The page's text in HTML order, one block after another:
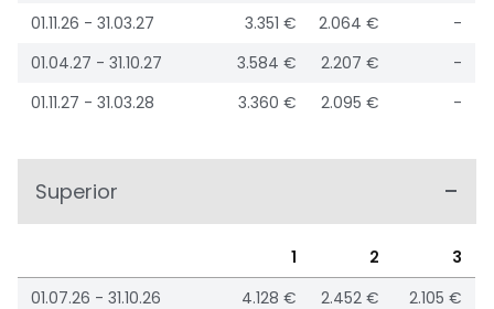
01.11.26 - 31.03.27
3.351 € 2.064 €
-
01.04.27 - 31.10.27
3.584 € 2.207 €
-
01.11.27 - 31.03.28
3.360 € 2.095 € -
Superior
1 2
3
01.07.26 - 31.10.26
4.128 € 2.452 €
2.105 €